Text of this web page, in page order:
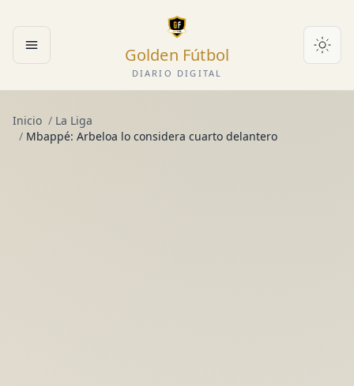
Abrir menú Golden Fútbol
DIARIO DIGITAL
Inicio / La Liga
/ Mbappé: Arbeloa lo considera cuarto delantero